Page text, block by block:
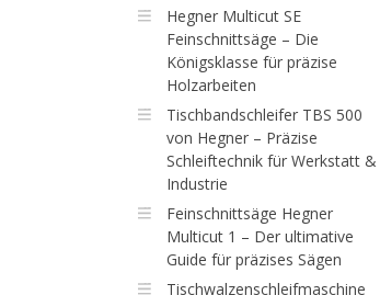
Hegner Multicut SE
Feinschnittsäge – Die
Königsklasse für präzise
Holzarbeiten
Tischbandschleifer TBS 500
von Hegner – Präzise
Schleiftechnik für Werkstatt &
Industrie
Feinschnittsäge Hegner
Multicut 1 – Der ultimative
Guide für präzises Sägen
Tischwalzenschleifmaschine